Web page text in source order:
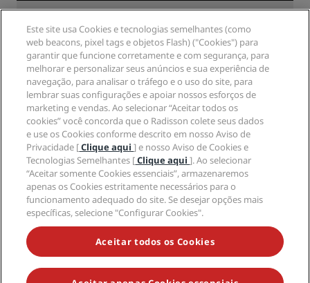
Novos e próximos hotéis
APP Radisson Hotels
Hotéis Sports Approved
Hotéis familiares
Saúde e segurança
Radisson Hotel Group
Mídia
Carreiras no RHG
Carreiras na PPHE
Carreiras EHL
The Club by RHG
Oportunidades de desenvolvimento
Empresa responsável
Compras
Centro de Privacidade
Aviso legal
Termos e condições do Radisson Rewards
Termos de utilização do site
Acessibilidade Digital
Declaração de escravidão moderna
Ajuda
Alertas ao consumidor
Contato
Perguntas frequentes (FAQ)
Mapa do site
Mídia social
Marcas do Radisson Hotels
NÃO PERCA AS NOSSAS MAIORES OFERTAS
Este site usa Cookies e tecnologias semelhantes (como
web beacons, pixel tags e objetos Flash) ("Cookies") para
garantir que funcione corretamente e com segurança, para
melhorar e personalizar seus anúncios e sua experiência de
navegação, para analisar o tráfego e o uso do site, para
lembrar suas configurações e apoiar nossos esforços de
marketing e vendas. Ao selecionar “Aceitar todos os
cookies” você concorda que o Radisson colete seus dados
e use os Cookies conforme descrito em nosso Aviso de
Privacidade [Clique aqui] e nosso Aviso de Cookies e
Tecnologias Semelhantes [Clique aqui]. Ao selecionar
“Aceitar somente Cookies essenciais”, armazenaremos
apenas os Cookies estritamente necessários para o
funcionamento adequado do site. Se desejar opções mais
específicas, selecione "Configurar Cookies".
Aceitar todos os Cookies